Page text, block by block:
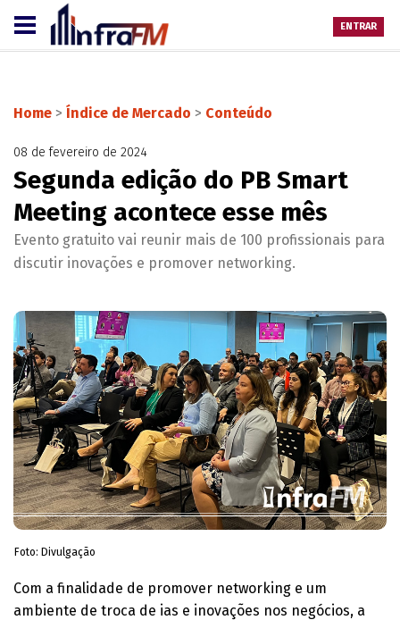
ENTRAR
Home > Índice de Mercado > Conteúdo
08 de fevereiro de 2024
Segunda edição do PB Smart
Meeting acontece esse mês
Evento gratuito vai reunir mais de 100 profissionais para
discutir inovações e promover networking.
Foto: Divulgação
Com a finalidade de promover networking e um
ambiente de troca de ias e inovações nos negócios, a